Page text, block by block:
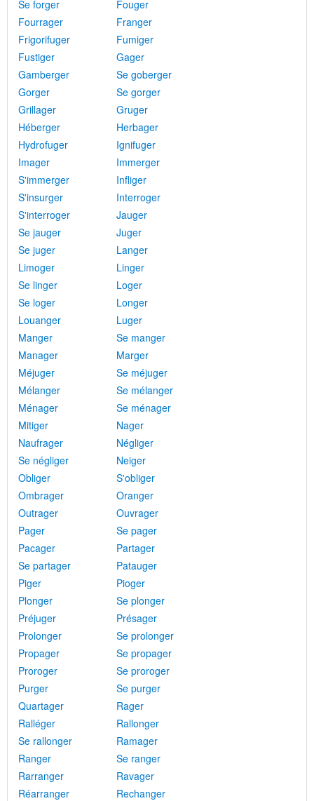
Se forger
Fouger
Fourrager
Franger
Frigorifuger
Fumiger
Fustiger
Gager
Gamberger
Se goberger
Gorger
Se gorger
Grillager
Gruger
Héberger
Herbager
Hydrofuger
Ignifuger
Imager
Immerger
S'immerger
Infliger
S'insurger
Interroger
S'interroger
Jauger
Se jauger
Juger
Se juger
Langer
Limoger
Linger
Se linger
Loger
Se loger
Longer
Louanger
Luger
Manger
Se manger
Manager
Marger
Méjuger
Se méjuger
Mélanger
Se mélanger
Ménager
Se ménager
Mitiger
Nager
Naufrager
Négliger
Se négliger
Neiger
Obliger
S'obliger
Ombrager
Oranger
Outrager
Ouvrager
Pager
Se pager
Pacager
Partager
Se partager
Patauger
Piger
Pioger
Plonger
Se plonger
Préjuger
Présager
Prolonger
Se prolonger
Propager
Se propager
Proroger
Se proroger
Purger
Se purger
Quartager
Rager
Ralléger
Rallonger
Se rallonger
Ramager
Ranger
Se ranger
Rarranger
Ravager
Réarranger
Rechanger